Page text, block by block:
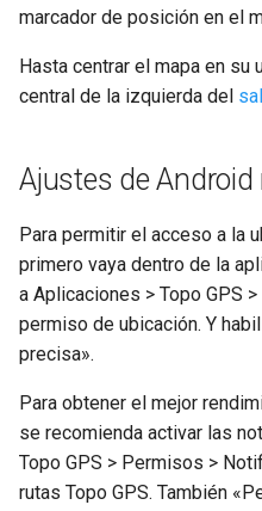
marcador de posición en el
Hasta centrar el mapa en su
central de la izquierda del
Ajustes de
Para permitir el acceso a la
primero vaya dentro de la
a Aplicaciones > Topo GPS
permiso de ubicación. Y
precisa».
Para obtener el mejor
se recomienda activar las
Topo GPS > Permisos >
rutas Topo GPS. También